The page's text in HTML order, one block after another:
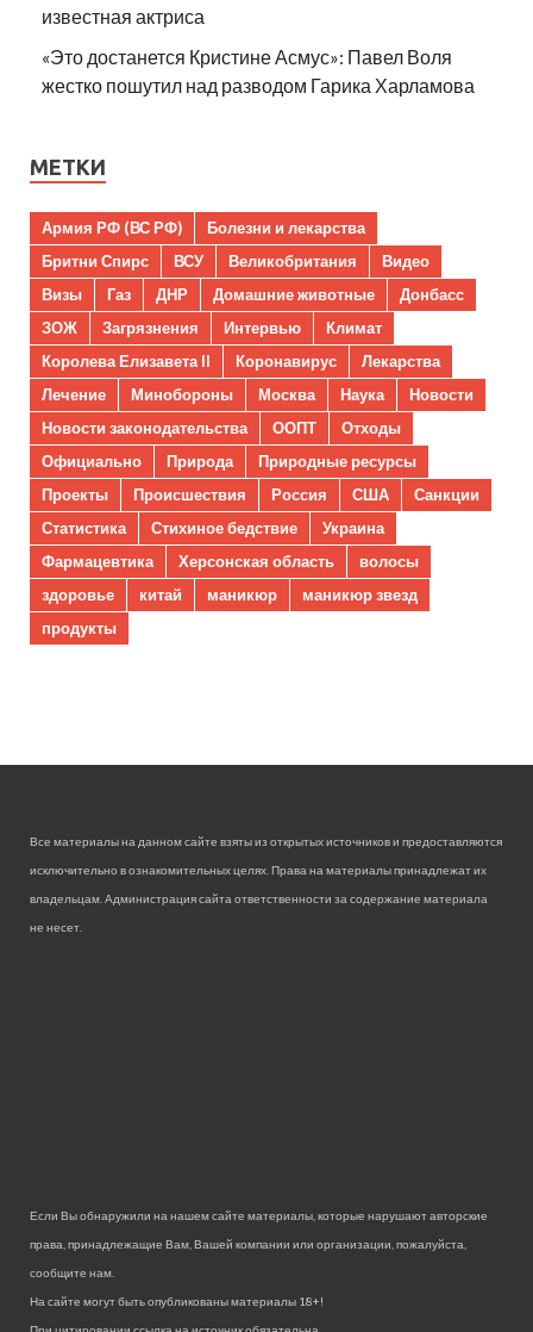
известная актриса
«Это достанется Кристине Асмус»: Павел Воля
жестко пошутил над разводом Гарика Харламова
МЕТКИ
Армия РФ (ВС РФ)
Болезни и лекарства
Бритни Спирс
ВСУ Великобритания
Видео
Визы
Газ ДНР Домашние животные
Донбасс
ЗОЖ
Загрязнения Интервью
Климат
Королева Елизавета II
Коронавирус
Лекарства
Лечение
Минобороны Москва Наука
Новости
Новости законодательства
ООПТ
Отходы
Официально
Природа
Природные ресурсы
Проекты
Происшествия Россия США
Санкции
Статистика
Стихиное бедствие
Украина
Фармацевтика
Херсонская область
волосы
здоровье
китай маникюр
маникюр звезд
продукты
Все материалы на данном сайте взяты из открытых источников и предоставляются
исключительно в ознакомительных целях. Права на материалы принадлежат их
владельцам. Администрация сайта ответственности за содержание материала
не несет.
Если Вы обнаружили на нашем сайте материалы, которые нарушают авторские
права, принадлежащие Вам, Вашей компании или организации, пожалуйста,
сообщите нам.
На сайте могут быть опубликованы материалы 18+!